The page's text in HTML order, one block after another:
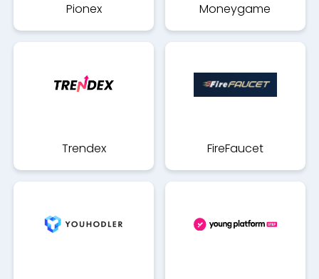
Pionex Moneygame
Trendex FireFaucet